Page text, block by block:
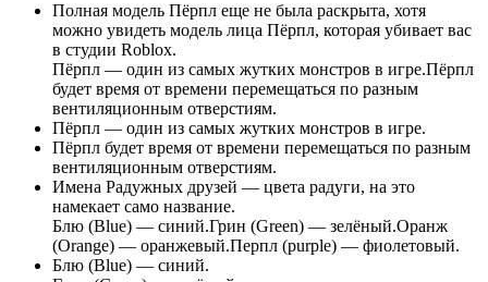
Полная модель Пёрпл еще не была раскрыта, хотя
можно увидеть модель лица Пёрпл, которая убивает вас
в студии Roblox.
Пёрпл — один из самых жутких монстров в игре.Пёрпл
будет время от времени перемещаться по разным
вентиляционным отверстиям.
Пёрпл — один из самых жутких монстров в игре.
Пёрпл будет время от времени перемещаться по разным
вентиляционным отверстиям.
Имена Радужных друзей — цвета радуги, на это
намекает само название.
Блю (Blue) — синий.Грин (Green) — зелёный.Оранж
(Orange) — оранжевый.Перпл (purple) — фиолетовый.
Блю (Blue) — синий.